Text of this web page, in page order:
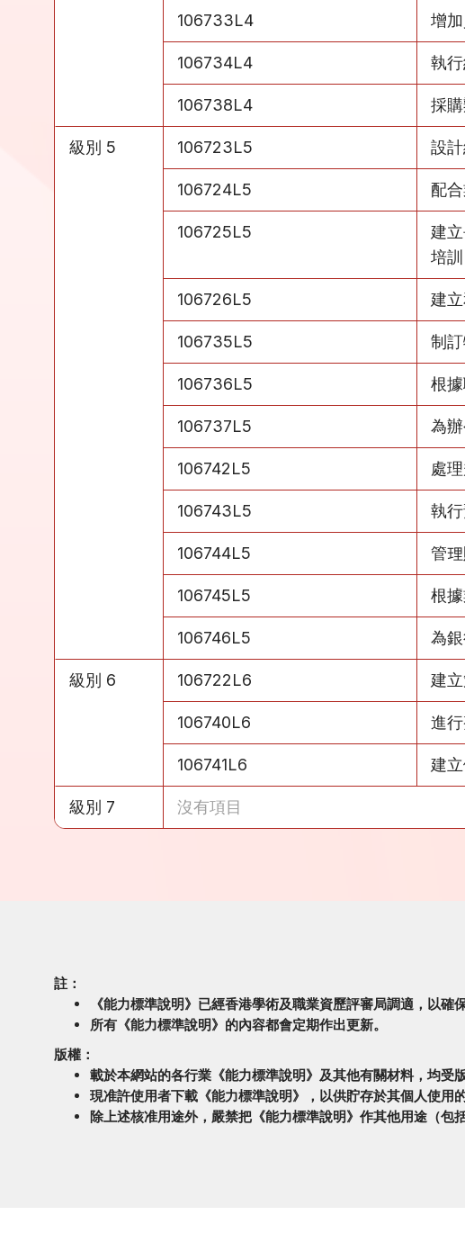
106733L4 增
106734L4 執
106738L4 採
級別 5 106723L5 設
106724L5 配
106725L5
建
培訓
106726L5 建
106735L5 制
106736L5 根
106737L5 為
106742L5 處
106743L5 執
106744L5 管
106745L5 根
106746L5 為
級別 6 106722L6 建
106740L6 進
106741L6 建
級別 7 沒有項目
註：
《能力標準說明》已經香港學術及職業資歷評審局調適，以確
所有《能力標準說明》的內容都會定期作出更新。
版權：
載於本網站的各行業《能力標準說明》及其他有關材料，均受
現准許使用者下載《能力標準說明》，以供貯存於其個人使用
除上述核准用途外，嚴禁把《能力標準說明》作其他用途（包